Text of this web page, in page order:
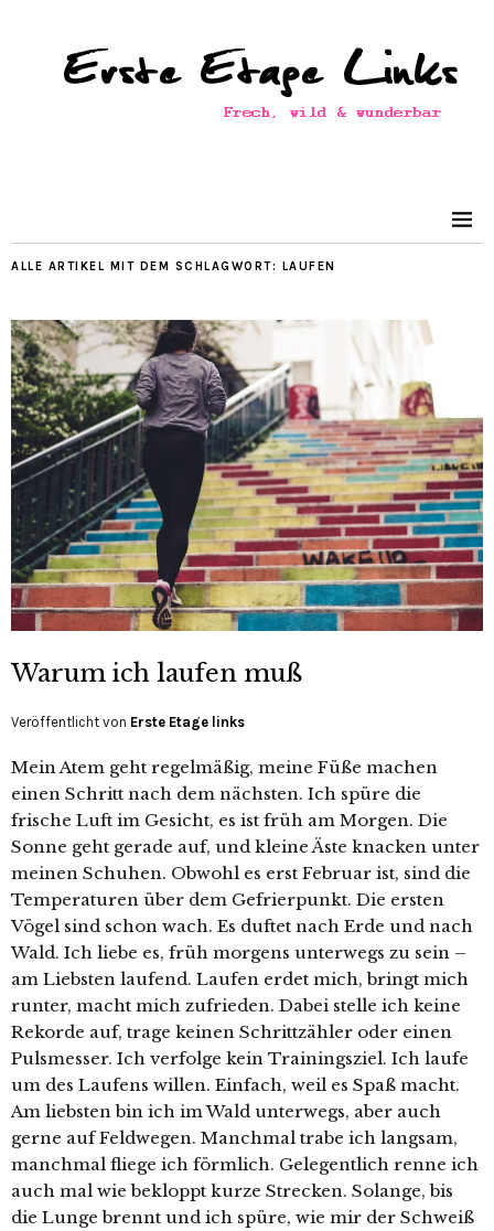
ALLE ARTIKEL MIT DEM SCHLAGWORT: LAUFEN
Warum ich laufen muß
Veröffentlicht von Erste Etage links
Mein Atem geht regelmäßig, meine Füße machen
einen Schritt nach dem nächsten. Ich spüre die
frische Luft im Gesicht, es ist früh am Morgen. Die
Sonne geht gerade auf, und kleine Äste knacken unter
meinen Schuhen. Obwohl es erst Februar ist, sind die
Temperaturen über dem Gefrierpunkt. Die ersten
Vögel sind schon wach. Es duftet nach Erde und nach
Wald. Ich liebe es, früh morgens unterwegs zu sein –
am Liebsten laufend. Laufen erdet mich, bringt mich
runter, macht mich zufrieden. Dabei stelle ich keine
Rekorde auf, trage keinen Schrittzähler oder einen
Pulsmesser. Ich verfolge kein Trainingsziel. Ich laufe
um des Laufens willen. Einfach, weil es Spaß macht.
Am liebsten bin ich im Wald unterwegs, aber auch
gerne auf Feldwegen. Manchmal trabe ich langsam,
manchmal fliege ich förmlich. Gelegentlich renne ich
auch mal wie bekloppt kurze Strecken. Solange, bis
die Lunge brennt und ich spüre, wie mir der Schweiß